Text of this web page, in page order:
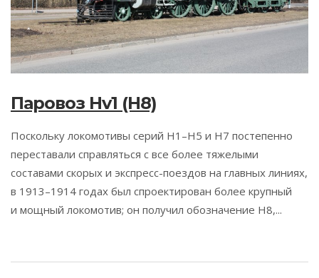
Паровоз Hv1 (H8)
Поскольку локомотивы серий H1–H5 и H7 постепенно
переставали справляться с все более тяжелыми
составами скорых и экспресс-поездов на главных линиях,
в 1913–1914 годах был спроектирован более крупный
и мощный локомотив; он получил обозначение H8,...